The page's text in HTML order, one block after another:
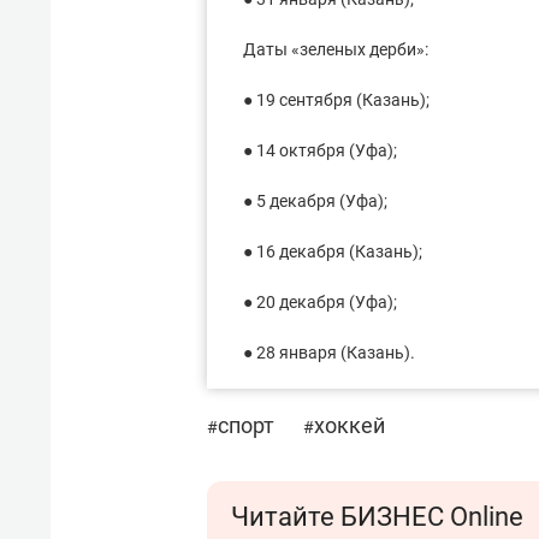
Даты «зеленых дерби»:
● 19 сентября (Казань);
● 14 октября (Уфа);
● 5 декабря (Уфа);
● 16 декабря (Казань);
● 20 декабря (Уфа);
● 28 января (Казань).
#спорт #хоккей
Читайте БИЗНЕС Online